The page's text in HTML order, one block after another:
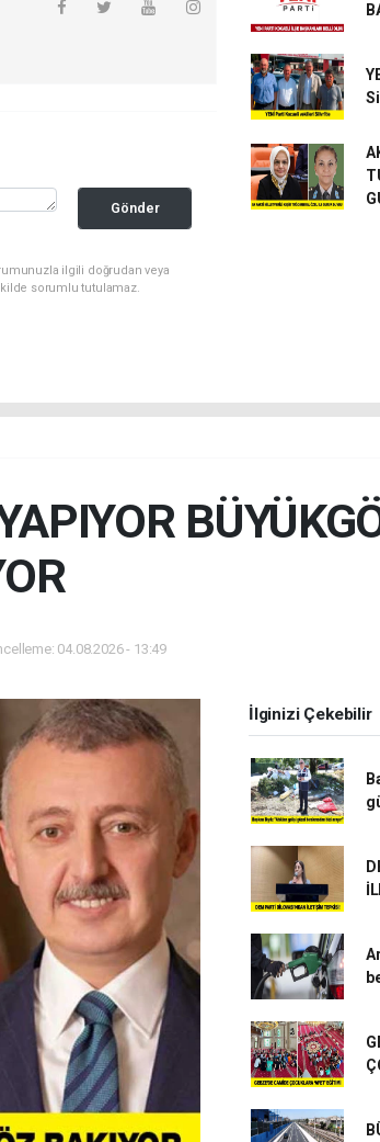
Gönder
ilgili doğrudan veya
sorumlu tutulamaz.
04.08.2026 - 13:49
İlginizi Çekebilir